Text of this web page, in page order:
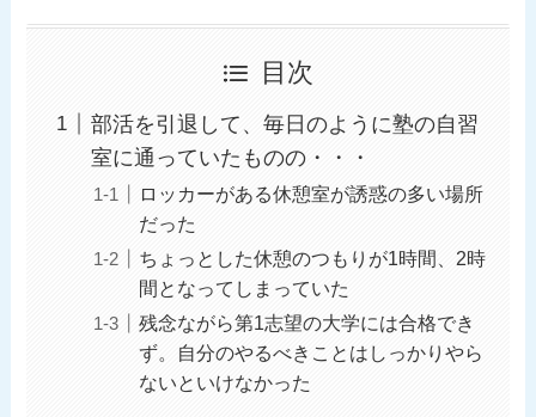
目次
部活を引退して、毎日のように塾の自習
室に通っていたものの・・・
ロッカーがある休憩室が誘惑の多い場所
だった
ちょっとした休憩のつもりが1時間、2時
間となってしまっていた
残念ながら第1志望の大学には合格でき
ず。自分のやるべきことはしっかりやら
ないといけなかった